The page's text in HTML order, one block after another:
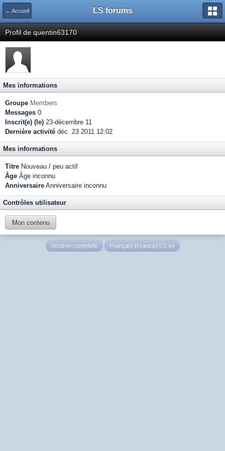
← Accueil LS forums
Profil de quentin63170
Mes informations
Groupe Members
Messages 0
Inscrit(e) (le) 23-décembre 11
Dernière activité déc. 23 2011 12:02
Mes informations
Titre Nouveau / peu actif
Âge Âge inconnu
Anniversaire Anniversaire inconnu
Contrôles utilisateur
Mon contenu
Version complète Français (France) LS v4